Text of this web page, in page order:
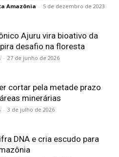
Amazônia - 5 de dezembro de 2023
Ajuru vira bioativo da
desafio na floresta
- 27 de junho de 2026
cortar pela metade prazo
minerárias
- 3 de julho de 2026
DNA e cria escudo para